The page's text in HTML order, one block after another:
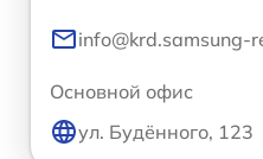
info@krd.samsung-
Основной офис
ул. Будённого, 123